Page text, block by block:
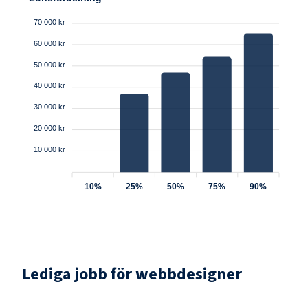
70 000 kr
60 000 kr
50 000 kr
40 000 kr
30 000 kr
20 000 kr
10 000 kr
10% 25% 50% 75% 90%
Lediga jobb förwebbdesigner